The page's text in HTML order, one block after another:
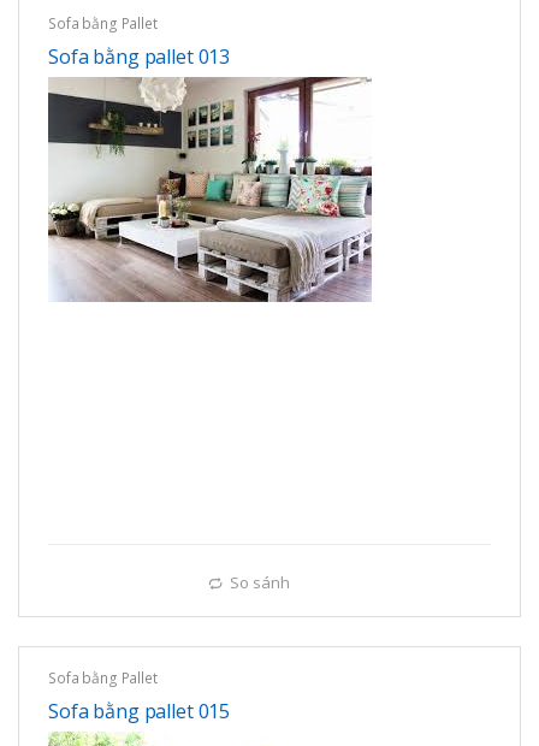
Sofa bằng Pallet
Sofa bằng pallet 013
So sánh
Sofa bằng Pallet
Sofa bằng pallet 015